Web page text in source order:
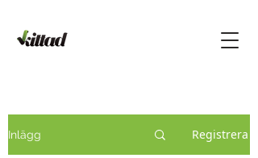
Inlägg Registrera